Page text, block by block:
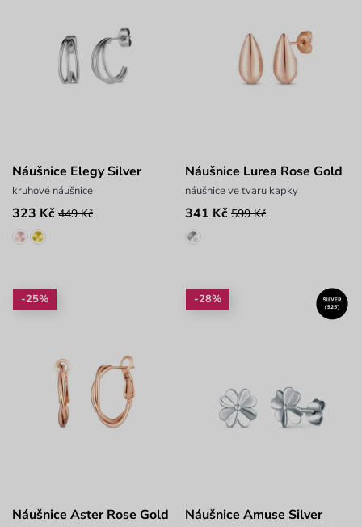
Náušnice Elegy Silver
kruhové náušnice
323 Kč 449 Kč
Náušnice Lurea Rose Gold
náušnice ve tvaru kapky
341 Kč 599 Kč
-25%
Náušnice Aster Rose Gold
-28%
Náušnice Amuse Silver